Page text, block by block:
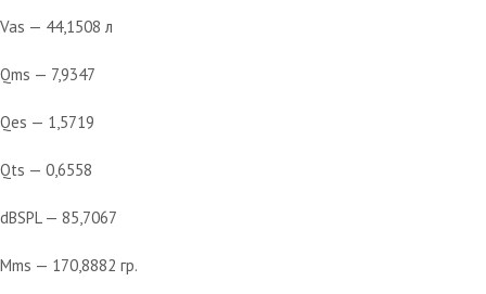
Vas — 44,1508 л
Qms — 7,9347
Qes — 1,5719
Qts — 0,6558
dBSPL — 85,7067
Mms — 170,8882 гр.